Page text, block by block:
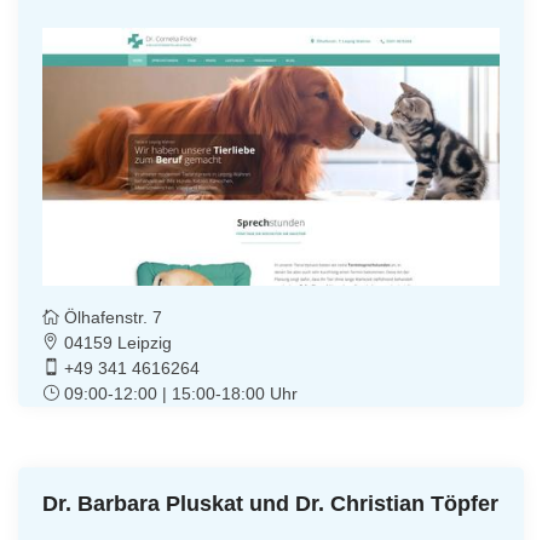
Ölhafenstr. 7
04159 Leipzig
+49 341 4616264
09:00-12:00 | 15:00-18:00 Uhr
Dr. Barbara Pluskat und Dr. Christian Töpfer